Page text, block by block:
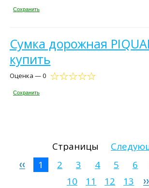
Сохранить
Сумка дорожная
купить
Оценка — 0
Сохранить
Страницы
1
2 3 4 5 6
10
11 12
13